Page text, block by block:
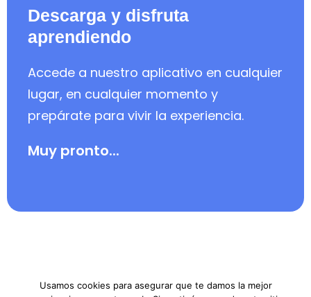
Descarga y disfruta
aprendiendo
Accede a nuestro aplicativo en cualquier
lugar, en cualquier momento y
prepárate para vivir la experiencia.
Muy pronto...
Areas profesionales
Usamos cookies para asegurar que te damos la mejor